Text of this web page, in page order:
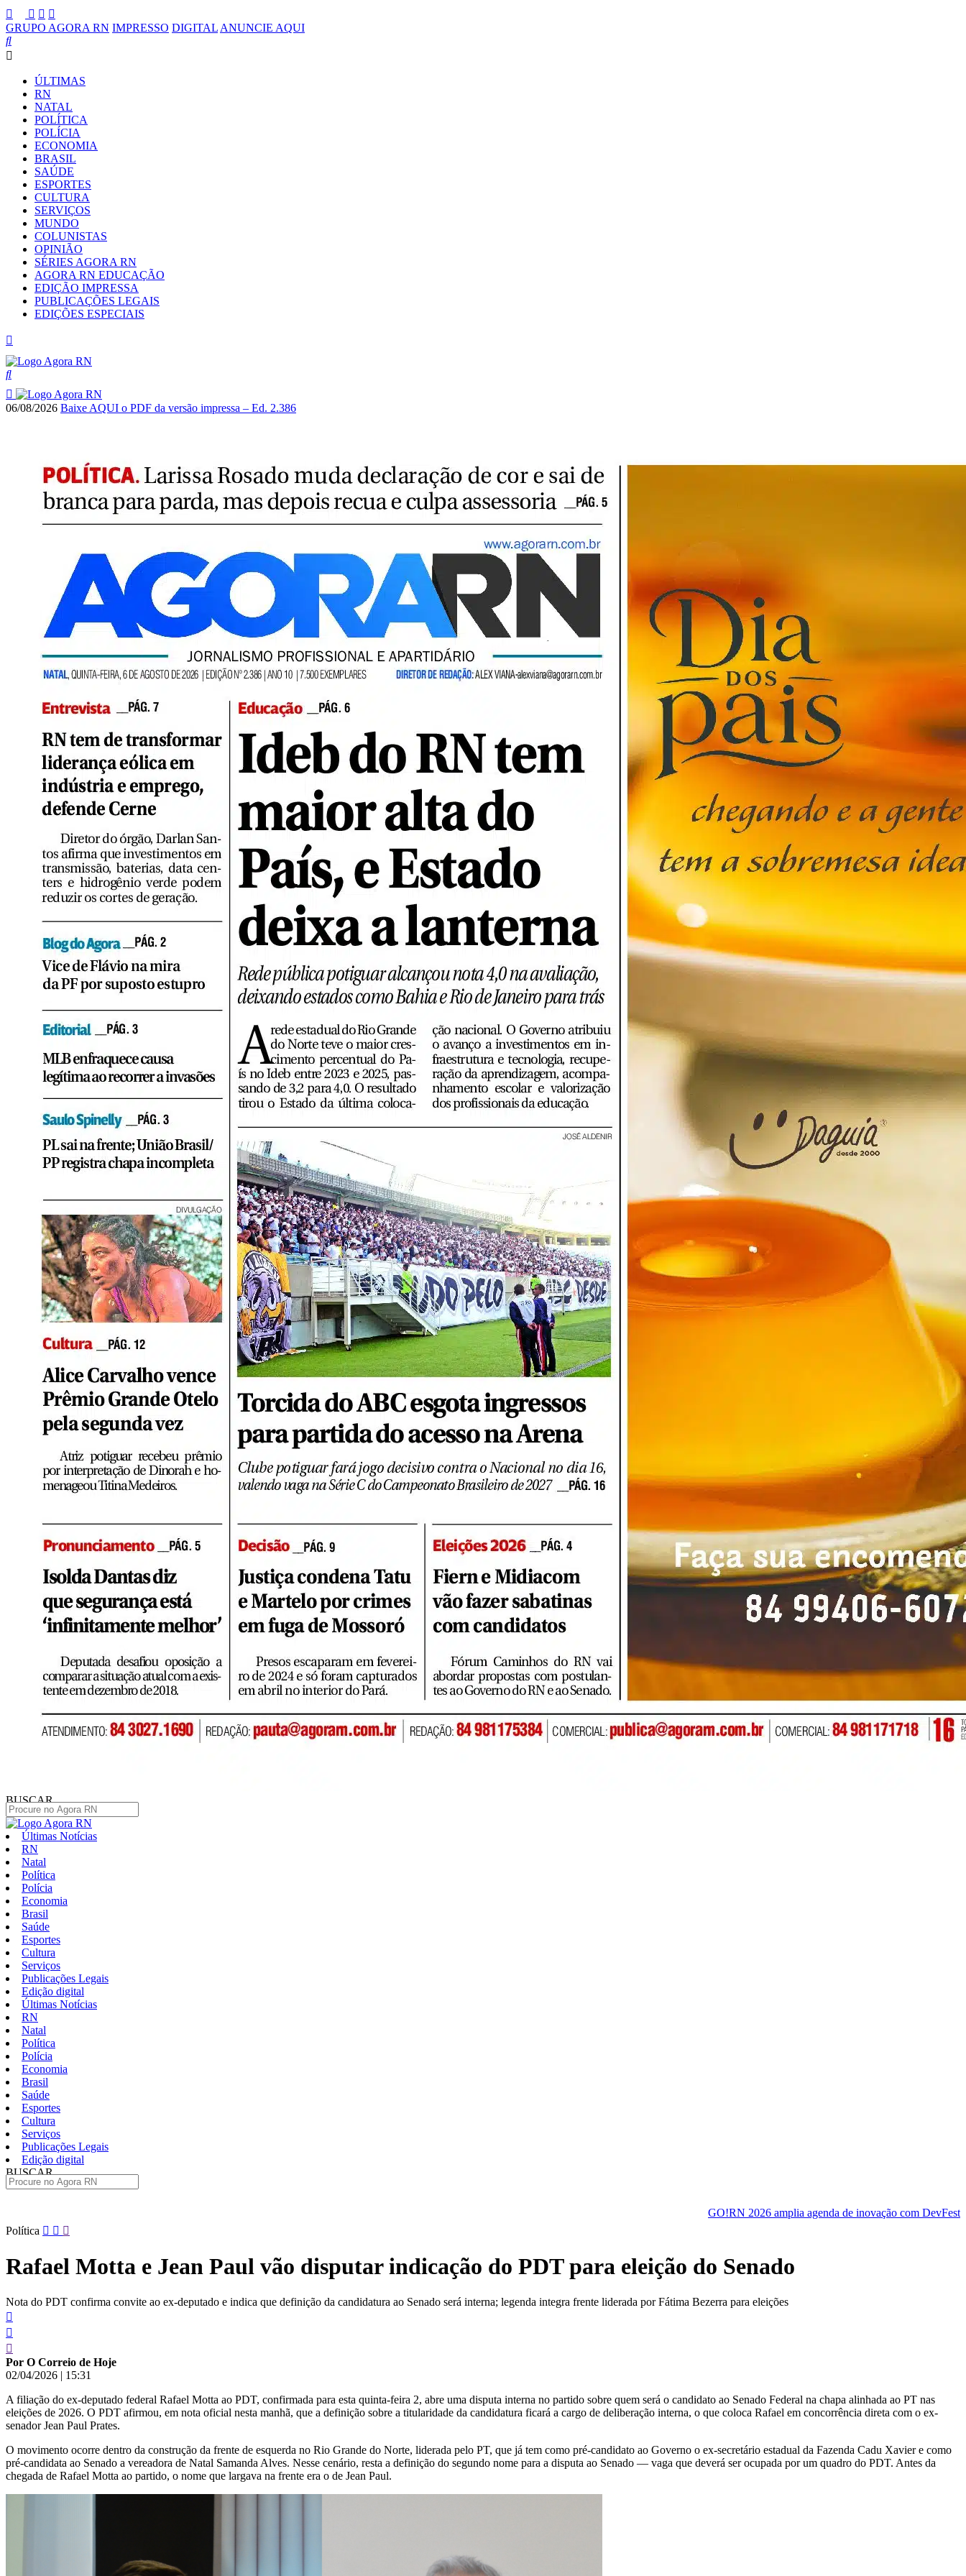
GRUPO AGORA RN IMPRESSO DIGITAL ANUNCIE AQUI
ÚLTIMAS
RN
NATAL
POLÍTICA
POLÍCIA
ECONOMIA
BRASIL
SAÚDE
ESPORTES
CULTURA
SERVIÇOS
MUNDO
COLUNISTAS
OPINIÃO
SÉRIES AGORA RN
AGORA RN EDUCAÇÃO
EDIÇÃO IMPRESSA
PUBLICAÇÕES LEGAIS
EDIÇÕES ESPECIAIS
06/08/2026 Baixe AQUI o PDF da versão impressa – Ed. 2.386
BUSCAR
Últimas Notícias
RN
Natal
Política
Polícia
Economia
Brasil
Saúde
Esportes
Cultura
Serviços
Publicações Legais
Edição digital
Últimas Notícias
RN
Natal
Política
Polícia
Economia
Brasil
Saúde
Esportes
Cultura
Serviços
Publicações Legais
Edição digital
BUSCAR
GO!RN 2026 amplia agenda de inovação com DevFest e semana de
Pular
conteúdo
Política
Rafael Motta e Jean Paul vão disputar indicação do PDT para eleição do Senado
Nota do PDT confirma convite ao ex-deputado e indica que definição da candidatura ao Senado será interna; legenda integra frente liderada por Fátima Bezerra para eleições
Por O Correio de Hoje
02/04/2026 | 15:31
A filiação do ex-deputado federal Rafael Motta ao PDT, confirmada para esta quinta-feira 2, abre uma disputa interna no partido sobre quem será o candidato ao Senado Federal na chapa alinhada ao PT nas
eleições de 2026. O PDT afirmou, em nota oficial nesta manhã, que a definição sobre a titularidade da candidatura ficará a cargo de deliberação interna, o que coloca Rafael em concorrência direta com o ex-
senador Jean Paul Prates.
O movimento ocorre dentro da construção da frente de esquerda no Rio Grande do Norte, liderada pelo PT, que já tem como pré-candidato ao Governo o ex-secretário estadual da Fazenda Cadu Xavier e como
pré-candidata ao Senado a vereadora de Natal Samanda Alves. Nesse cenário, resta a definição do segundo nome para a disputa ao Senado — vaga que deverá ser ocupada por um quadro do PDT. Antes da
chegada de Rafael Motta ao partido, o nome que largava na frente era o de Jean Paul.